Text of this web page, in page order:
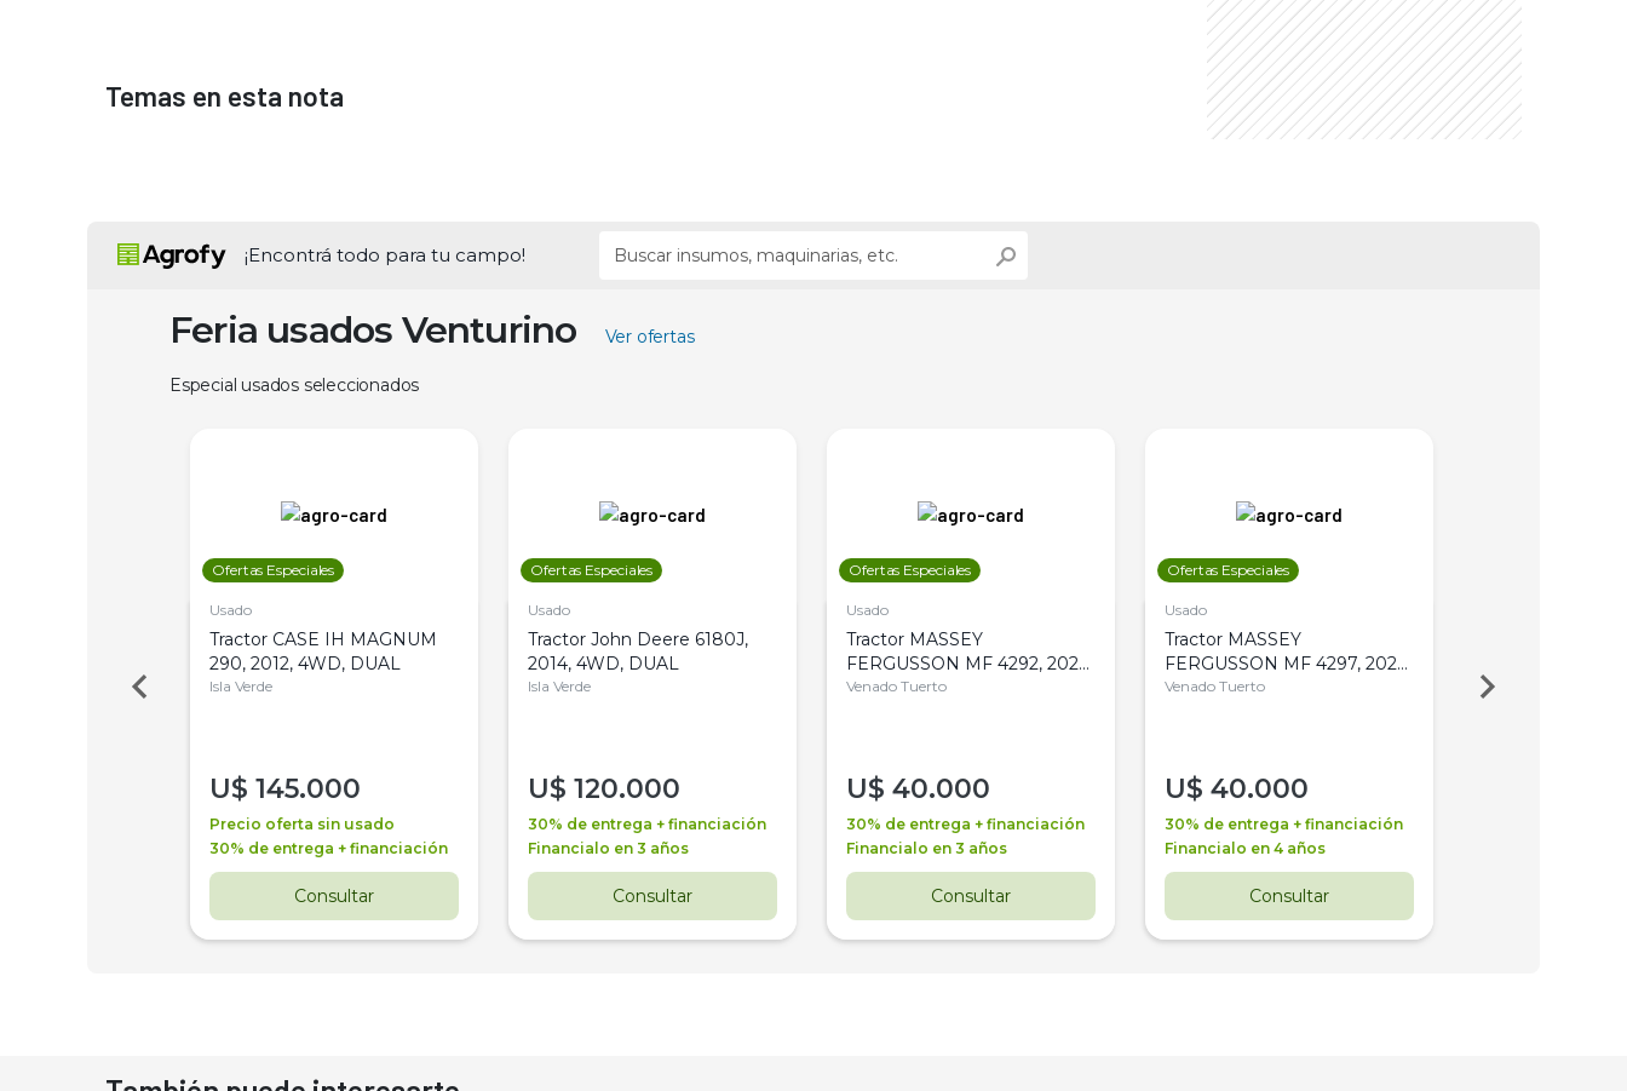
Temas en esta nota
¡Encontrá todo para tu campo!
Feria usados Venturino Ver ofertas
Especial usados seleccionados
Ofertas Especiales
Usado
Tractor CASE IH MAGNUM
290, 2012, 4WD, DUAL
Isla Verde
U$ 145.000
Precio oferta sin usado
30% de entrega + financiación
Consultar
Ofertas Especiales
Usado
Tractor John Deere 6180J,
2014, 4WD, DUAL
Isla Verde
U$ 120.000
30% de entrega + financiación
Financialo en 3 años
Consultar
Ofertas Especiales
Usado
Tractor MASSEY
FERGUSSON MF 4292, 2020,
4WD, PATON
Venado Tuerto
U$ 40.000
30% de entrega + financiación
Financialo en 3 años
Consultar
Ofertas Especiales
Usado
Tractor MASSEY
FERGUSSON MF 4297, 2020,
4WD, PATON
Venado Tuerto
U$ 40.000
30% de entrega + financiación
Financialo en 4 años
Consultar
Venado Tuerto